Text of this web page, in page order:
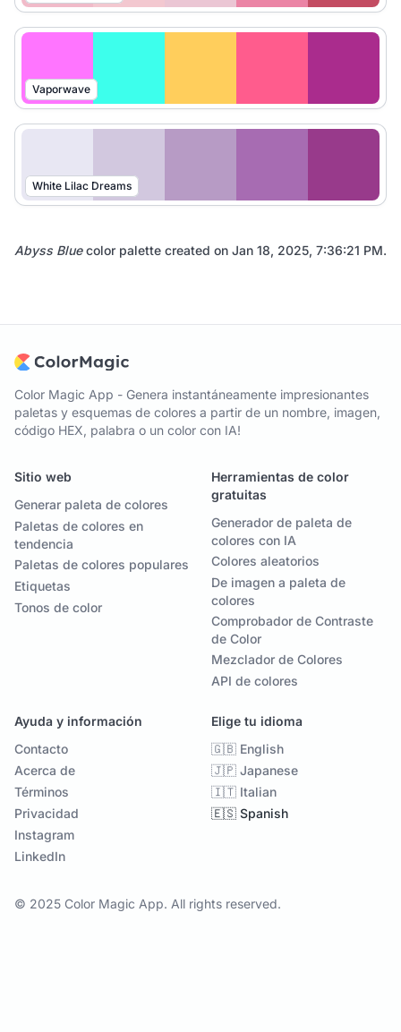
Vaporwave
White Lilac Dreams
Abyss Bluecolor palette created on Jan 18, 2025, 7:36:21 PM.
Color Magic App - Genera instantáneamente impresionantes
paletas y esquemas de colores a partir de un nombre, imagen,
código HEX, palabra o un color con IA!
Sitio web
Generar paleta de colores
Paletas de colores en
tendencia
Paletas de colores populares
Etiquetas
Tonos de color
Herramientas de color
gratuitas
Generador de paleta de
colores con IA
Colores aleatorios
De imagen a paleta de
colores
Comprobador de Contraste
de Color
Mezclador de Colores
API de colores
Ayuda y información
Contacto
Acerca de
Términos
Privacidad
Instagram
LinkedIn
Elige tu idioma
🇬🇧 English
🇯🇵 Japanese
🇮🇹 Italian
🇪🇸 Spanish
© 2025 Color Magic App. All rights reserved.